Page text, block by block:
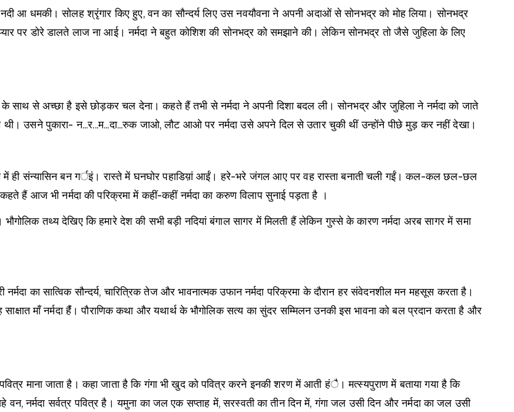
आ धमकी। सोलह श्रृंगार किए हुए, वन का सौन्दर्य लिए उस नवयौवना ने अपनी अदाओं से सोनभद्र को मोह लिया। सोनभद्र
पर डोरे डालते लाज ना आई। नर्मदा ने बहुत कोशिश की सोनभद्र को समझाने की। लेकिन सोनभद्र तो जैसे जुहिला के लिए
के साथ से अच्छा है इसे छोड़कर चल देना। कहते हैं तभी से नर्मदा ने अपनी दिशा बदल ली। सोनभद्र और जुहिला ने नर्मदा को जाते
उसने पुकारा- न...र...म...दा...रुक जाओ, लौट आओ पर नर्मदा उसे अपने दिल से उतार चुकी थीं उन्होंने पीछे मुड़ कर नहीं देखा।
में ही संन्यासिन बन गर्इं। रास्ते में घनघोर पहाडिय़ां आईं। हरे-भरे जंगल आए पर वह रास्ता बनाती चली गईं। कल-कल छल-छल
हैं आज भी नर्मदा की परिक्रमा में कहीं-कहीं नर्मदा का करुण विलाप सुनाई पड़ता है ।
तथ्य देखिए कि हमारे देश की सभी बड़ी नदियां बंगाल सागर में मिलती हैं लेकिन गुस्से के कारण नर्मदा अरब सागर में समा
का सात्विक सौन्दर्य, चारित्रिक तेज और भावनात्मक उफान नर्मदा परिक्रमा के दौरान हर संवेदनशील मन महसूस करता है।
माँ नर्मदा हैंं। पौराणिक कथा और यथार्थ के भौगोलिक सत्य का सुंदर सम्मिलन उनकी इस भावना को बल प्रदान करता है और
माना जाता है। कहा जाता है कि गंगा भी खुद को पवित्र करने इनकी शरण में आती हंै। मत्स्यपुराण में बताया गया है कि
नर्मदा सर्वत्र पवित्र है। यमुना का जल एक सप्ताह में, सरस्वती का तीन दिन में, गंगा जल उसी दिन और नर्मदा का जल उसी